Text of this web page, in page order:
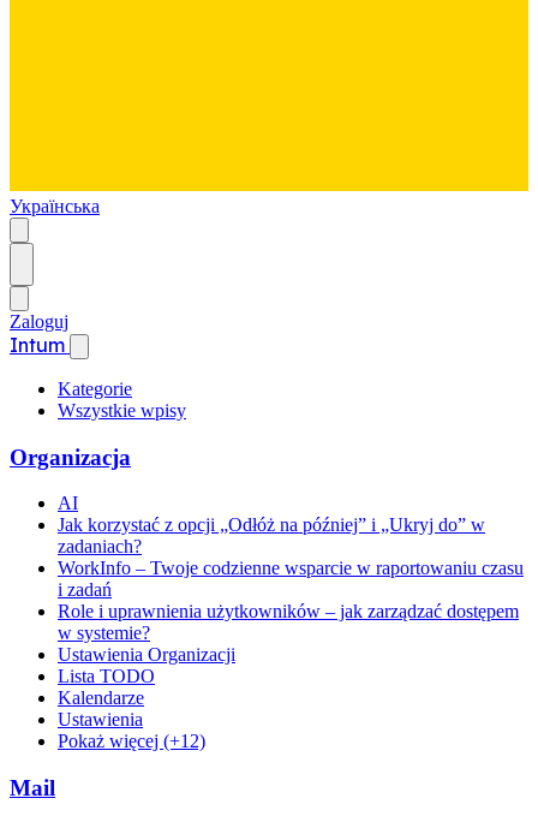
Українська
Zaloguj
Intum
Kategorie
Wszystkie wpisy
Organizacja
AI
Jak korzystać z opcji „Odłóż na później” i „Ukryj do” w
zadaniach?
WorkInfo – Twoje codzienne wsparcie w raportowaniu czasu
i zadań
Role i uprawnienia użytkowników – jak zarządzać dostępem
w systemie?
Ustawienia Organizacji
Lista TODO
Kalendarze
Ustawienia
Pokaż więcej (+12)
Mail